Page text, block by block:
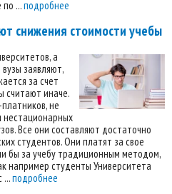
...подробнее
снижения стоимости учебы
а
заявляют,
за счет
считают иначе.
не
нестационарных
Все они составляют достаточно
студентов. Они платят за свое
бы за учебу традиционным методом,
например студенты Университета
...подробнее